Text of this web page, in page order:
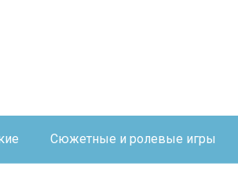
Сюжетные и ролевые игры